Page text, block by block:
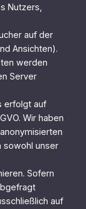
Nutzers,
auf der
Ansichten).
werden
Server
erfolgt auf
Wir haben
sowohl unser
Sofern
auf